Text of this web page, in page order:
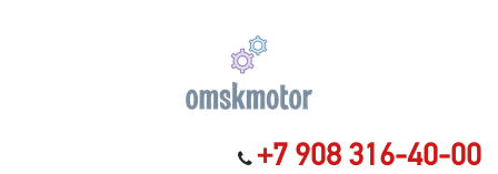
+7 908 316-40-00